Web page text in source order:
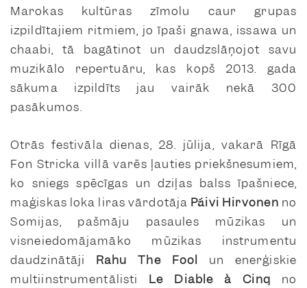
Marokas kultūras zīmolu caur grupas
izpildītajiem ritmiem, jo īpaši gnawa, issawa un
chaabi, tā bagātinot un daudzslāņojot savu
muzikālo repertuāru, kas kopš 2013. gada
sākuma izpildīts jau vairāk nekā 300
pasākumos.
Otrās festivāla dienas, 28. jūlija, vakarā Rīgā
Fon Stricka villā varēs ļauties priekšnesumiem,
ko sniegs spēcīgas un dziļas balss īpašniece,
maģiskas loka liras vārdotāja Päivi Hirvonen no
Somijas, pašmāju pasaules mūzikas un
visneiedomājamāko mūzikas instrumentu
daudzinātāji Rahu The Fool un enerģiskie
multiinstrumentālisti Le Diable à Cinq no